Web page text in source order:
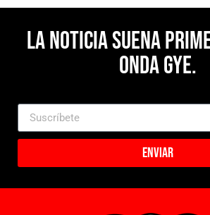
La noticia suena
Onda Gye.
Enviar